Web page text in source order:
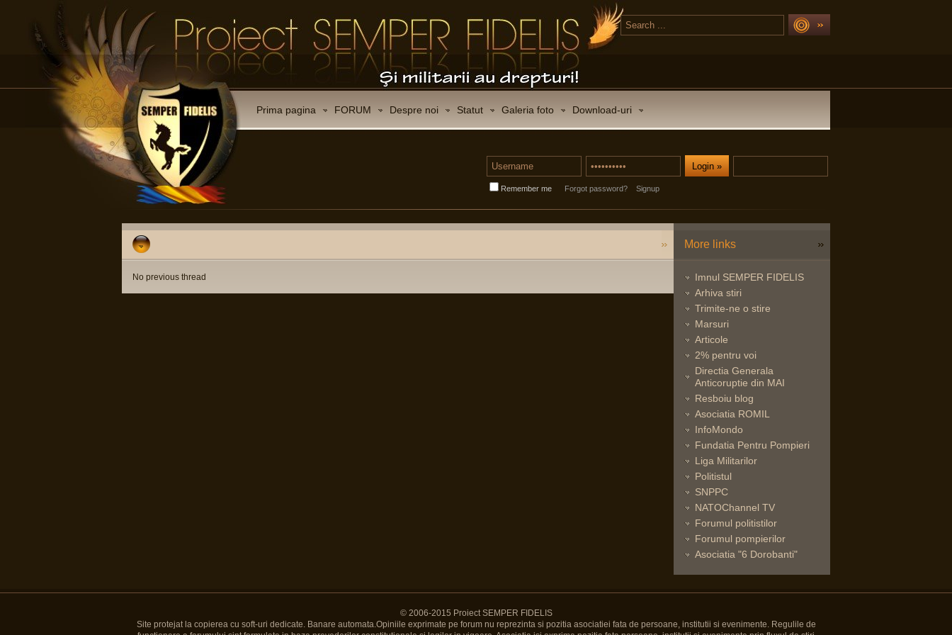
Prima pagina FORUM Despre noi Statut Galeria foto Download-uri
Remember me Forgot password? Signup
No previous thread
More links
Imnul SEMPER FIDELIS
Arhiva stiri
Trimite-ne o stire
Marsuri
Articole
2% pentru voi
Directia Generala
Anticoruptie din MAI
Resboiu blog
Asociatia ROMIL
InfoMondo
Fundatia Pentru Pompieri
Liga Militarilor
Politistul
SNPPC
NATOChannel TV
Forumul politistilor
Forumul pompierilor
Asociatia "6 Dorobanti"
© 2006-2015 Proiect SEMPER FIDELIS
Site protejat la copierea cu soft-uri dedicate. Banare automata.Opiniile exprimate pe forum nu reprezinta si pozitia asociatiei fata de persoane, institutii si evenimente. Regulile de